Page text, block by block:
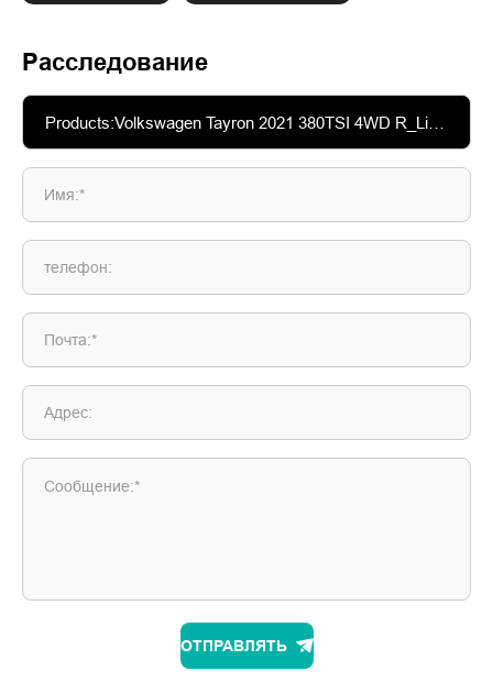
Расследование
Имя:*
телефон:
Почта:*
Адрес:
Сообщение:*
ОТПРАВЛЯТЬ